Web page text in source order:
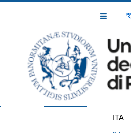
Toggle
ITA